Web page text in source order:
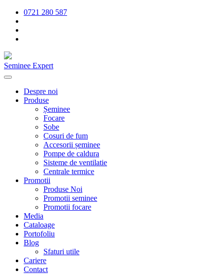
0721 280 587
Seminee Expert
Despre noi
Produse
Șeminee
Focare
Sobe
Cosuri de fum
Accesorii șeminee
Pompe de caldura
Sisteme de ventilatie
Centrale termice
Promotii
Produse Noi
Promotii seminee
Promotii focare
Media
Cataloage
Portofoliu
Blog
Sfaturi utile
Cariere
Contact